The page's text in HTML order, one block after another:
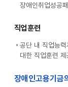
장애인취업성공
직업훈련
공단 내 직업능
대한 직업훈련 제
장애인고용기금